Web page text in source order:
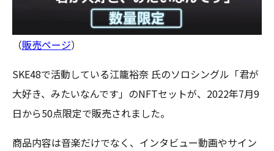
（販売ページ）
SKE48で活動している江籠裕奈 氏のソロシングル「君が
大好き、みたいなんです」のNFTセットが、2022年7月9
日から50点限定で販売されました。
商品内容は音楽だけでなく、インタビュー動画やサイン